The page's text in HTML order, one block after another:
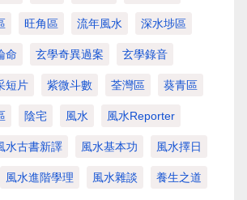
旺角區 流年風水 深水埗區
命 玄學奇異過案 玄學錄音
短片 紫微斗數 荃灣區 葵青區
陰宅 風水 風水Reporter
水古書新譯 風水基本功 風水擇日
風水進階學理 風水雜談 養生之道